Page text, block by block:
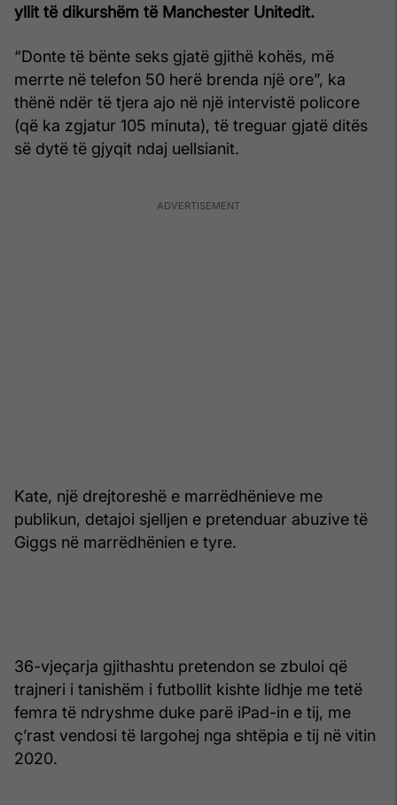
yllit të dikurshëm të Manchester Unitedit.
“Donte të bënte seks gjatë gjithë kohës, më
merrte në telefon 50 herë brenda një ore”, ka
thënë ndër të tjera ajo në një intervistë policore
(që ka zgjatur 105 minuta), të treguar gjatë ditës
së dytë të gjyqit ndaj uellsianit.
Kate, një drejtoreshë e marrëdhënieve me
publikun, detajoi sjelljen e pretenduar abuzive të
Giggs në marrëdhënien e tyre.
36-vjeçarja gjithashtu pretendon se zbuloi që
trajneri i tanishëm i futbollit kishte lidhje me tetë
femra të ndryshme duke parë iPad-in e tij, me
ç’rast vendosi të largohej nga shtëpia e tij në vitin
2020.